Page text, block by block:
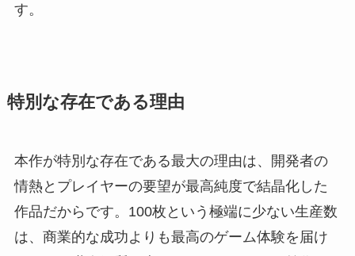
す。
特別な存在である理由
本作が特別な存在である最大の理由は、開発者の
情熱とプレイヤーの要望が最高純度で結晶化した
作品だからです。100枚という極端に少ない生産数
は、商業的な成功よりも最高のゲーム体験を届け